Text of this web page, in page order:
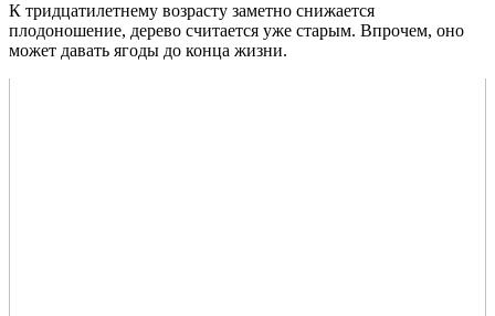
К тридцатилетнему возрасту заметно снижается
плодоношение, дерево считается уже старым. Впрочем, оно
может давать ягоды до конца жизни.